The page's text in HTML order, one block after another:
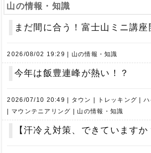
山の情報・知識
まだ間に合う！富士山ミニ講座
2026/08/02 19:29 山の情報・知識
今年は飯豊連峰が熱い！？
2026/07/10 20:49 タウン トレッキング
ハ
マウンテニアリング
山の情報・知識
【汗冷え対策、できていますか